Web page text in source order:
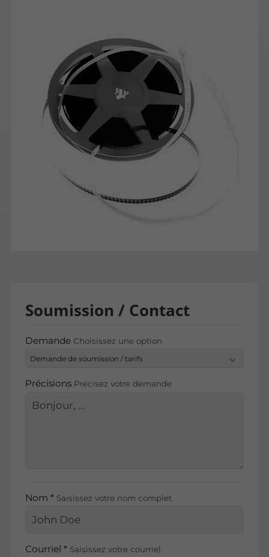
Soumission / Contact
Demande Choisissez une option
Précisions Précisez votre demande
Nom * Saisissez votre nom complet
Courriel * Saisissez votre courriel